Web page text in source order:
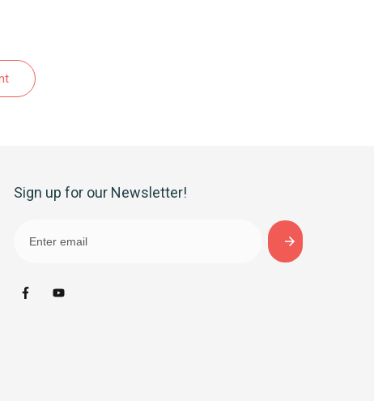
Sign up for our Newsletter!